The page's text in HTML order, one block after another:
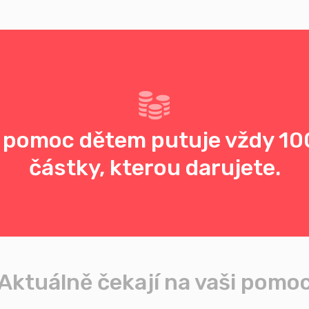
dětem putuje vždy
částky, kterou darujete.
čekají na vaši